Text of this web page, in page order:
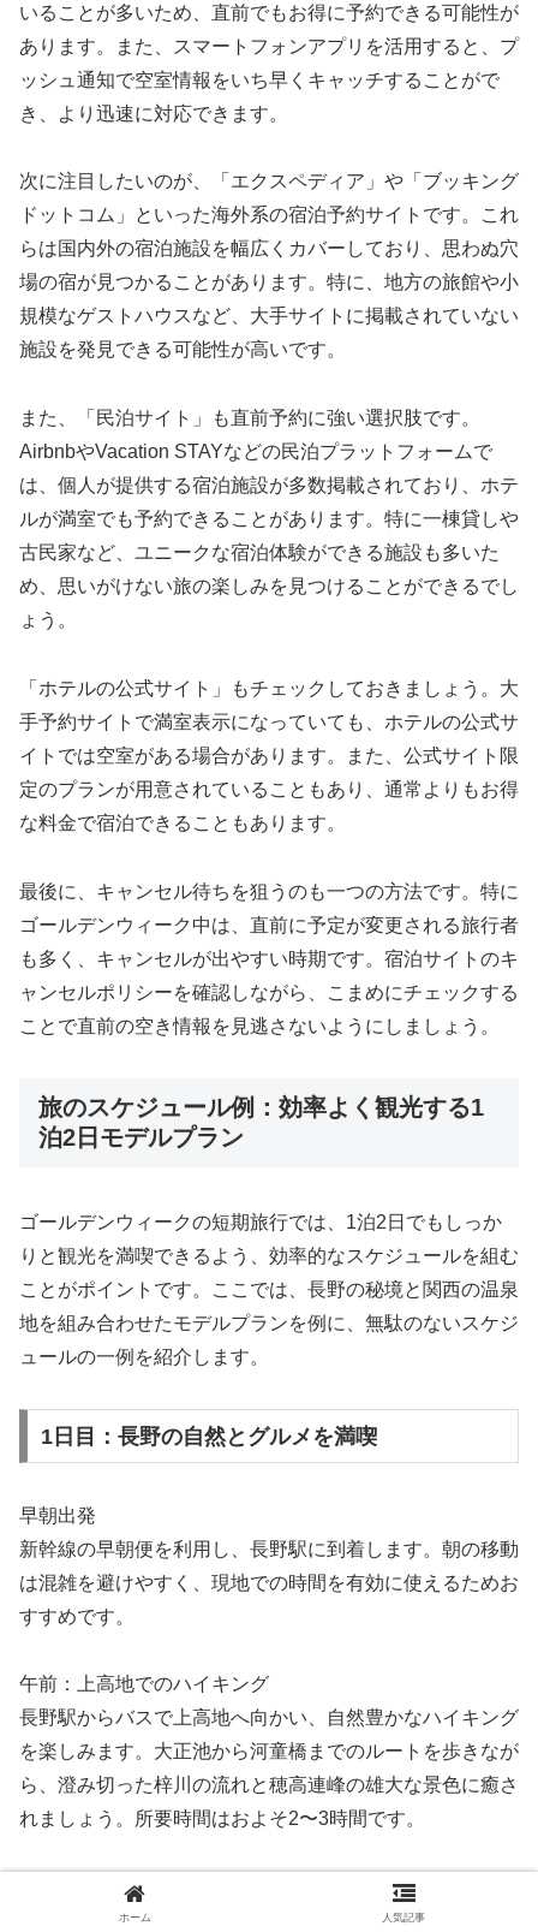
いることが多いため、直前でもお得に予約できる可能性が
あります。また、スマートフォンアプリを活用すると、プ
ッシュ通知で空室情報をいち早くキャッチすることがで
き、より迅速に対応できます。
次に注目したいのが、「エクスペディア」や「ブッキング
ドットコム」といった海外系の宿泊予約サイトです。これ
らは国内外の宿泊施設を幅広くカバーしており、思わぬ穴
場の宿が見つかることがあります。特に、地方の旅館や小
規模なゲストハウスなど、大手サイトに掲載されていない
施設を発見できる可能性が高いです。
また、「民泊サイト」も直前予約に強い選択肢です。
AirbnbやVacation STAYなどの民泊プラットフォームで
は、個人が提供する宿泊施設が多数掲載されており、ホテ
ルが満室でも予約できることがあります。特に一棟貸しや
古民家など、ユニークな宿泊体験ができる施設も多いた
め、思いがけない旅の楽しみを見つけることができるでし
ょう。
「ホテルの公式サイト」もチェックしておきましょう。大
手予約サイトで満室表示になっていても、ホテルの公式サ
イトでは空室がある場合があります。また、公式サイト限
定のプランが用意されていることもあり、通常よりもお得
な料金で宿泊できることもあります。
最後に、キャンセル待ちを狙うのも一つの方法です。特に
ゴールデンウィーク中は、直前に予定が変更される旅行者
も多く、キャンセルが出やすい時期です。宿泊サイトのキ
ャンセルポリシーを確認しながら、こまめにチェックする
ことで直前の空き情報を見逃さないようにしましょう。
旅のスケジュール例：効率よく観光する1
泊2日モデルプラン
ゴールデンウィークの短期旅行では、1泊2日でもしっか
りと観光を満喫できるよう、効率的なスケジュールを組む
ことがポイントです。ここでは、長野の秘境と関西の温泉
地を組み合わせたモデルプランを例に、無駄のないスケジ
ュールの一例を紹介します。
1日目：長野の自然とグルメを満喫
早朝出発
新幹線の早朝便を利用し、長野駅に到着します。朝の移動
は混雑を避けやすく、現地での時間を有効に使えるためお
すすめです。
午前：上高地でのハイキング
長野駅からバスで上高地へ向かい、自然豊かなハイキング
を楽しみます。大正池から河童橋までのルートを歩きなが
ら、澄み切った梓川の流れと穂高連峰の雄大な景色に癒さ
れましょう。所要時間はおよそ2〜3時間です。
昼食：信州そばを堪能
上高地近くのそば処で名物の戸隠そばをいただきます。地
ホーム 人気記事